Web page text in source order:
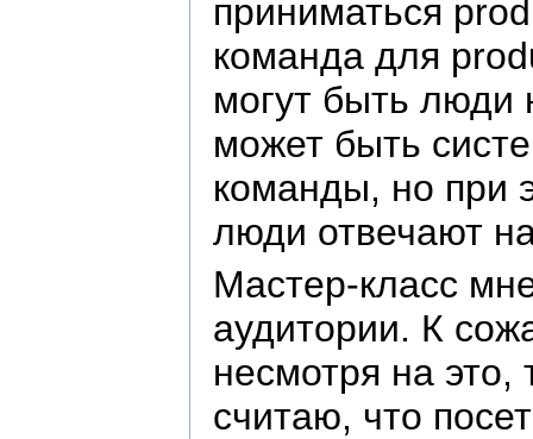
приниматься
команда для
могут быть люди
может быть
команды, но при
люди отвечают
Мастер-класс
аудитории. К
несмотря на
считаю, что